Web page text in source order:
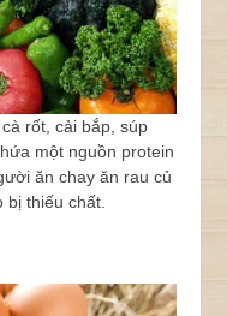
rốt, cải bắp, súp
một nguồn protein
ăn chay ăn rau củ
thiếu chất.